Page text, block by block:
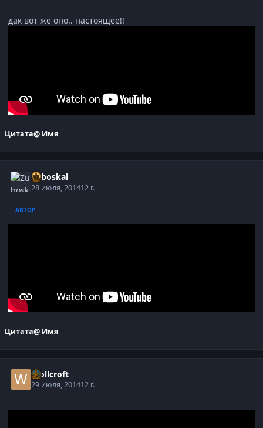
дак вот же оно.. настоящее!!
Цитата@ Имя
Zuboskal
28 июля, 201412 г.
АВТОР
Цитата@ Имя
Wollcroft
29 июля, 201412 г.